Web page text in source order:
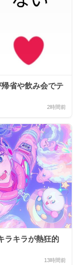
省や飲み会でテ
2時間前
ラキラが熱狂的
13時間前